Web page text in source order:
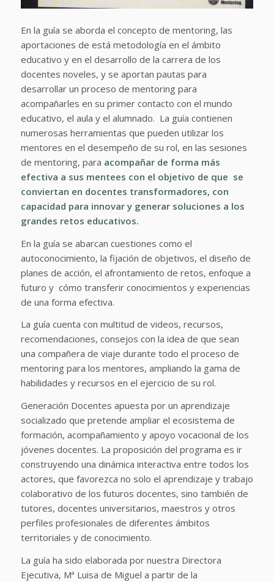
En la guía se aborda el concepto de mentoring, las
aportaciones de está metodología en el ámbito
educativo y en el desarrollo de la carrera de los
docentes noveles, y se aportan pautas para
desarrollar un proceso de mentoring para
acompañarles en su primer contacto con el mundo
educativo, el aula y el alumnado. La guía contienen
numerosas herramientas que pueden utilizar los
mentores en el desempeño de su rol, en las sesiones
de mentoring, para acompañar de forma más
efectiva a sus mentees con el objetivo de que se
conviertan en docentes transformadores, con
capacidad para innovar y generar soluciones a los
grandes retos educativos.
En la guía se abarcan cuestiones como el
autoconocimiento, la fijación de objetivos, el diseño de
planes de acción, el afrontamiento de retos, enfoque a
futuro y cómo transferir conocimientos y experiencias
de una forma efectiva.
La guía cuenta con multitud de videos, recursos,
recomendaciones, consejos con la idea de que sean
una compañera de viaje durante todo el proceso de
mentoring para los mentores, ampliando la gama de
habilidades y recursos en el ejercicio de su rol.
Generación Docentes apuesta por un aprendizaje
socializado que pretende ampliar el ecosistema de
formación, acompañamiento y apoyo vocacional de los
jóvenes docentes. La proposición del programa es ir
construyendo una dinámica interactiva entre todos los
actores, que favorezca no solo el aprendizaje y trabajo
colaborativo de los futuros docentes, sino también de
tutores, docentes universitarios, maestros y otros
perfiles profesionales de diferentes ámbitos
territoriales y de conocimiento.
La guía ha sido elaborada por nuestra Directora
Ejecutiva, Mª Luisa de Miguel a partir de la